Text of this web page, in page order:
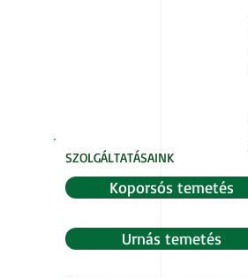
SZOLGÁLTATÁSAINK
Koporsós temetés
Urnás temetés